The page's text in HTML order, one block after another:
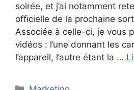
soirée, et j’ai notamment
officielle de la prochaine
Associée à celle-ci, je vous
vidéos : l’une donnant les
l’appareil, l’autre étant la …
Catégories